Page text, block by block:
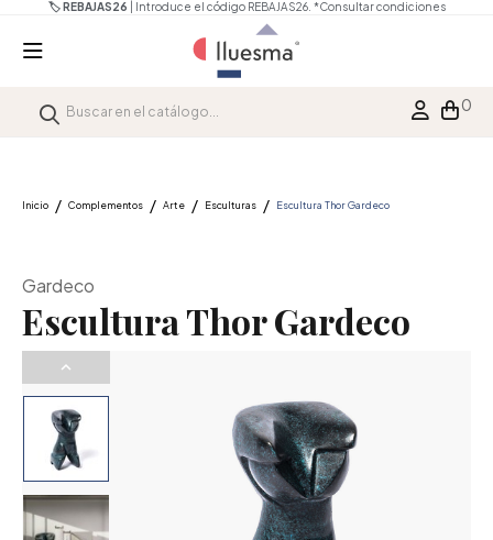
🏷️ REBAJAS26 | Introduce el código REBAJAS26. *Consultar condiciones
0
Inicio Complementos Arte Esculturas Escultura Thor Gardeco
Gardeco
Escultura Thor Gardeco